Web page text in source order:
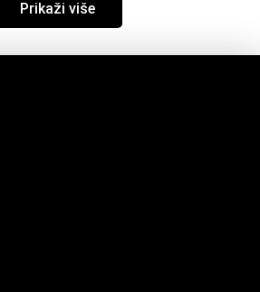
Prikaži više